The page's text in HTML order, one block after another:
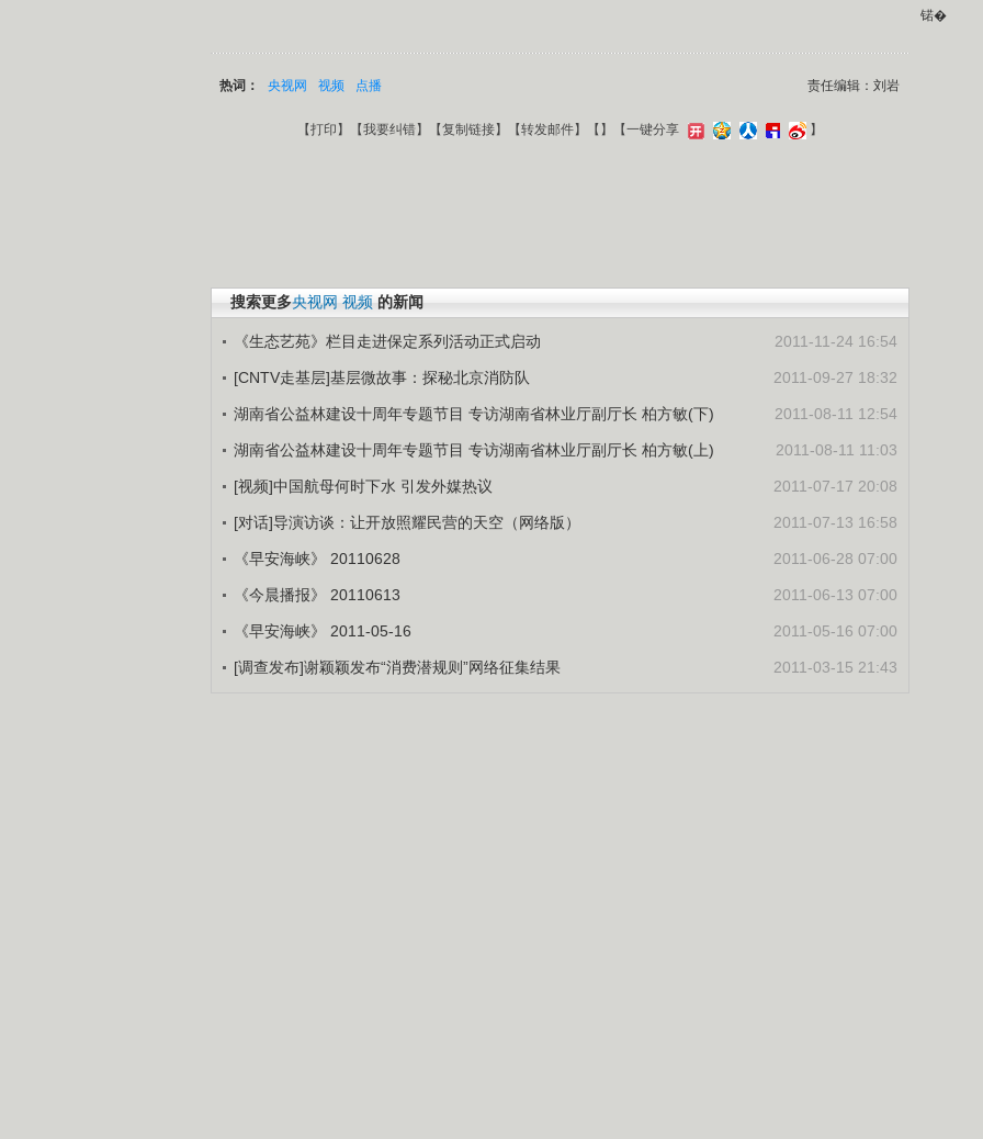
锘�
责任编辑：刘岩
热词： 央视网 视频 点播
【打印 】【我要纠错】【复制链接】【转发邮件】【 】 【一键分享 】
搜索更多央视网 视频 的新闻
2011-11-24 16:54
《生态艺苑》栏目走进保定系列活动正式启动
2011-09-27 18:32
[CNTV走基层]基层微故事：探秘北京消防队
2011-08-11 12:54
湖南省公益林建设十周年专题节目 专访湖南省林业厅副厅长 柏方敏(下)
2011-08-11 11:03
湖南省公益林建设十周年专题节目 专访湖南省林业厅副厅长 柏方敏(上)
2011-07-17 20:08
[视频]中国航母何时下水 引发外媒热议
2011-07-13 16:58
[对话]导演访谈：让开放照耀民营的天空（网络版）
2011-06-28 07:00
《早安海峡》 20110628
2011-06-13 07:00
《今晨播报》 20110613
2011-05-16 07:00
《早安海峡》 2011-05-16
2011-03-15 21:43
[调查发布]谢颖颖发布“消费潜规则”网络征集结果